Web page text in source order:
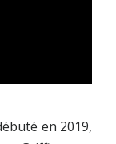
en 2019,